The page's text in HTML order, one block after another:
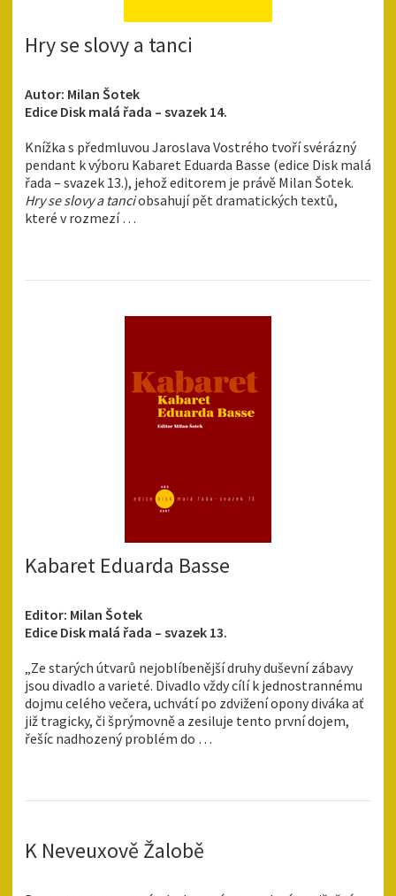
Hry se slovy a tanci
Autor: Milan Šotek
Edice Disk malá řada – svazek 14.
Knížka s předmluvou Jaroslava Vostrého tvoří svérázný
pendant k výboru Kabaret Eduarda Basse (edice Disk malá
řada – svazek 13.), jehož editorem je právě Milan Šotek.
Hry se slovy a tanciobsahují pět dramatických textů,
které v rozmezí …
Kabaret Eduarda Basse
Editor: Milan Šotek
Edice Disk malá řada – svazek 13.
„Ze starých útvarů nejoblíbenější druhy duševní zábavy
jsou divadlo a varieté. Divadlo vždy cílí k jednostrannému
dojmu celého večera, uchvátí po zdvižení opony diváka ať
již tragicky, či šprýmovně a zesiluje tento první dojem,
řešíc nadhozený problém do …
K Neveuxově Žalobě